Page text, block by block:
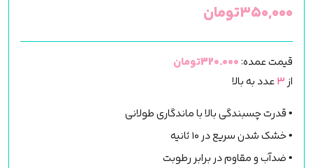
۳۵۰,۰۰۰تومان
قیمت عمده:320.000تومان
از 3عدد به بالا
• قدرت چسبندگی بالا با ماندگاری طولانی
• خشک شدن سریع در ۱۰ ثانیه
• ضدآب و مقاوم در برابر رطوبت